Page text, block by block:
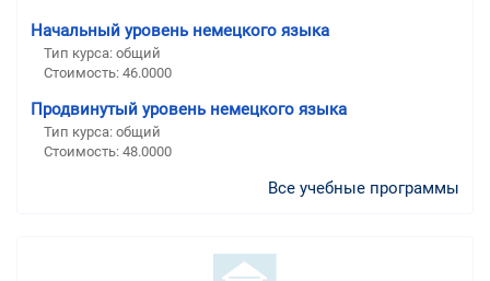
Начальный уровень немецкого языка
Тип курса: общий
Стоимость: 46.0000
Продвинутый уровень немецкого языка
Тип курса: общий
Стоимость: 48.0000
Все учебные программы